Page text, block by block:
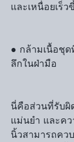
และเหนื่อยเร็ว
● กล้ามเนื้อชุ
ลึกในฝ่ามือ
นี่คือส่วนที่รับผิ
แม่นยำ และคว
นิ้วสามารถคว